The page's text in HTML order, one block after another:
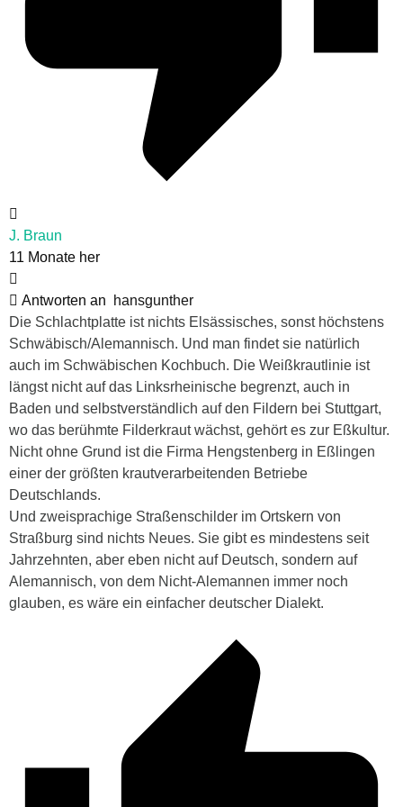
J. Braun
11 Monate her
Antworten an
hansgunther
Die Schlachtplatte ist nichts Elsässisches, sonst höchstens
Schwäbisch/Alemannisch. Und man findet sie natürlich
auch im Schwäbischen Kochbuch. Die Weißkrautlinie ist
längst nicht auf das Linksrheinische begrenzt, auch in
Baden und selbstverständlich auf den Fildern bei Stuttgart,
wo das berühmte Filderkraut wächst, gehört es zur Eßkultur.
Nicht ohne Grund ist die Firma Hengstenberg in Eßlingen
einer der größten krautverarbeitenden Betriebe
Deutschlands.
Und zweisprachige Straßenschilder im Ortskern von
Straßburg sind nichts Neues. Sie gibt es mindestens seit
Jahrzehnten, aber eben nicht auf Deutsch, sondern auf
Alemannisch, von dem Nicht-Alemannen immer noch
glauben, es wäre ein einfacher deutscher Dialekt.